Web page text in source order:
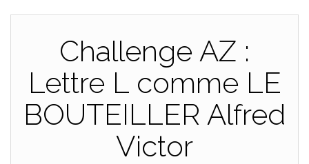
Challenge AZ :
Lettre L comme LE
BOUTEILLER Alfred
Victor